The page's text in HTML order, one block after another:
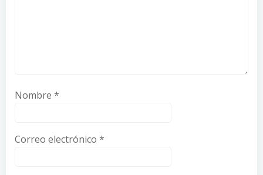
Nombre *
Correo electrónico *